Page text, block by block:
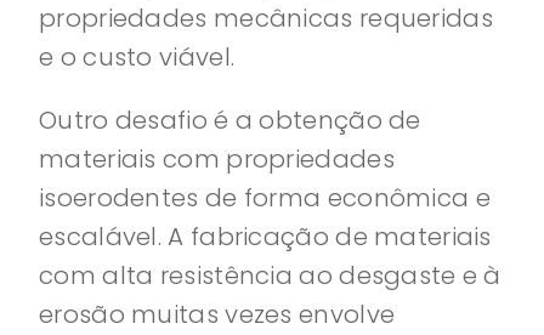
propriedades mecânicas requeridas
e o custo viável.
Outro desafio é a obtenção de
materiais com propriedades
isoerodentes de forma econômica e
escalável. A fabricação de materiais
com alta resistência ao desgaste e à
erosão muitas vezes envolve